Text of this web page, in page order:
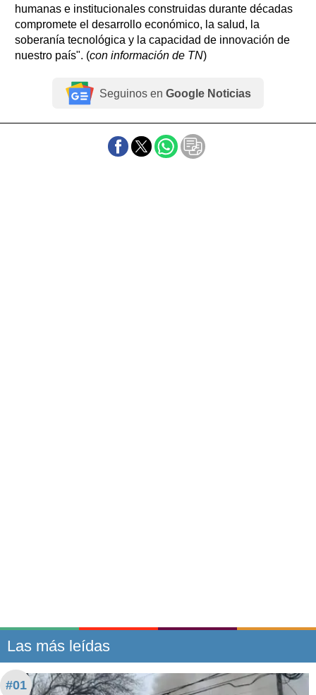
humanas e institucionales construidas durante décadas
compromete el desarrollo económico, la salud, la
soberanía tecnológica y la capacidad de innovación de
nuestro país". (con información de TN)
Seguinos en Google Noticias
Las más leídas
#01